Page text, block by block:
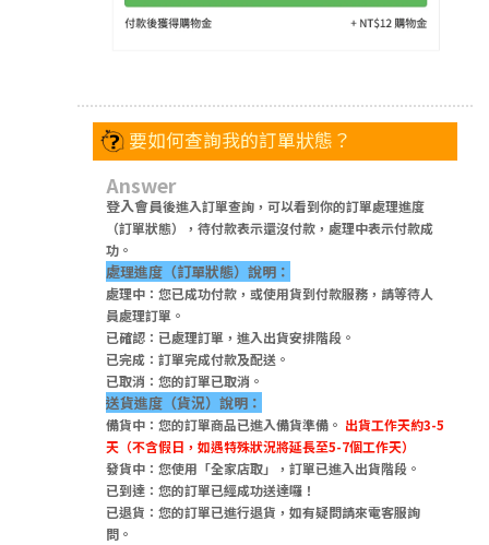
要如何查詢我的訂單狀態？
Answer
登入會員後進入訂單查詢，可以看到你的訂單處理進度
（訂單狀態），待付款表示還沒付款，處理中表示付款成
功。
處理進度（訂單狀態）說明：
處理中：您已成功付款，或使用貨到付款服務，請等待人
員處理訂單。
已確認：已處理訂單，進入出貨安排階段。
已完成：訂單完成付款及配送。
已取消：您的訂單已取消。
送貨進度（貨況）說明：
備貨中：您的訂單商品已進入備貨準備。 出貨工作天約3-5
天（不含假日，如遇特殊狀況將延長至5-7個工作天）
發貨中：您使用「全家店取」，訂單已進入出貨階段。
已到達：您的訂單已經成功送達囉！
已退貨：您的訂單已進行退貨，如有疑問請來電客服詢
問。